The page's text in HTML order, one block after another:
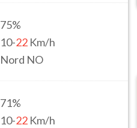
75%
10-22 Km/h
Nord NO
71%
10-22 Km/h